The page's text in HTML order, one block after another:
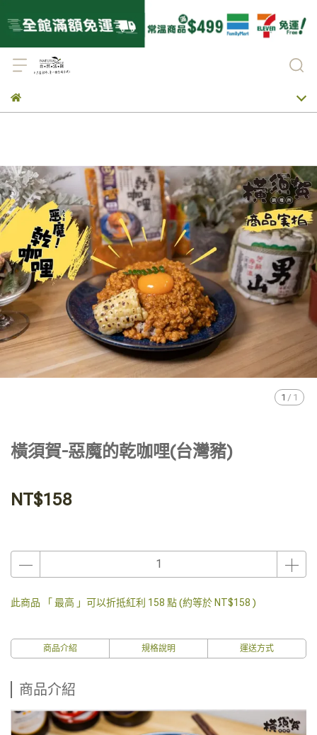
1 / 1
橫須賀-惡魔的乾咖哩(台灣豬)
NT$158
此商品 「 最高 」可以折抵紅利 158 點 (約等於 NT$158 )
商品介紹 規格說明 運送方式
商品介紹